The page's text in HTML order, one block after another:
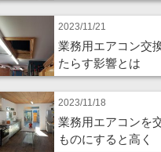
2023/11/21
業務用エアコン交
たらす影響とは
2023/11/18
業務用エアコンを
ものにすると高く